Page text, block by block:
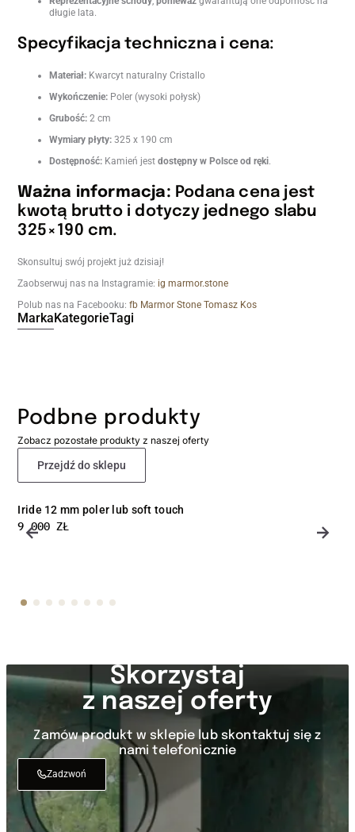
długie lata.
Specyfikacja techniczna i cena:
Materiał: Kwarcyt naturalny Cristallo
Wykończenie: Poler (wysoki połysk)
Grubość: 2 cm
Wymiary płyty: 325 x 190 cm
Dostępność: Kamień jestdostępny w Polsce od ręki.
Ważna informacja: Podana cena jest
kwotą brutto i dotyczy jednego slabu
325×190 cm.
Skonsultuj swój projekt już dzisiaj!
Zaobserwuj nas na Instagramie: ig marmor.stone
Polub nas na Facebooku:fb Marmor Stone Tomasz Kos
MarkaKategorieTagi
Podbne produkty
Zobacz pozostałe produkty z naszej oferty
Przejdź do sklepu
Iride 12 mm poler lub soft touch
9 000ZŁ
Skorzystaj
z naszej oferty
Zamów produkt w sklepie lub skontaktuj się z
nami telefonicznie
Zadzwoń